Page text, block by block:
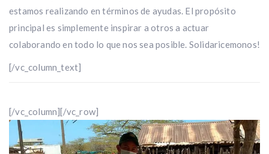
estamos realizando en términos de ayudas. El propósito
principal es simplemente inspirar a otros a actuar
colaborando en todo lo que nos sea posible. Solidaricemonos!
[/vc_column_text]
[/vc_column][/vc_row]